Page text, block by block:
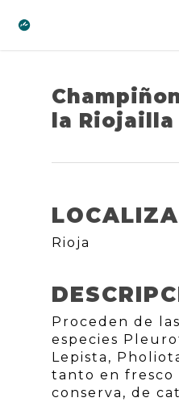
la Riojailla
Rioja
Proceden de
especies
Lepista,
tanto en fresco
conserva, de